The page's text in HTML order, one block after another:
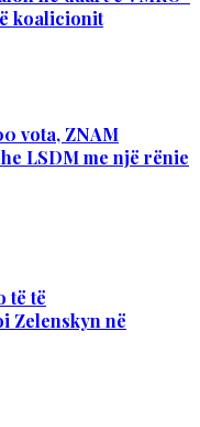
koalicionit
vota, ZNAM
LSDM me një rënie
të të
Zelenskyn në